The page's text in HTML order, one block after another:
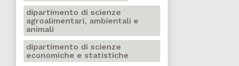
dipartimento di scienze
agroalimentari, ambientali e
animali
dipartimento di scienze
economiche e statistiche